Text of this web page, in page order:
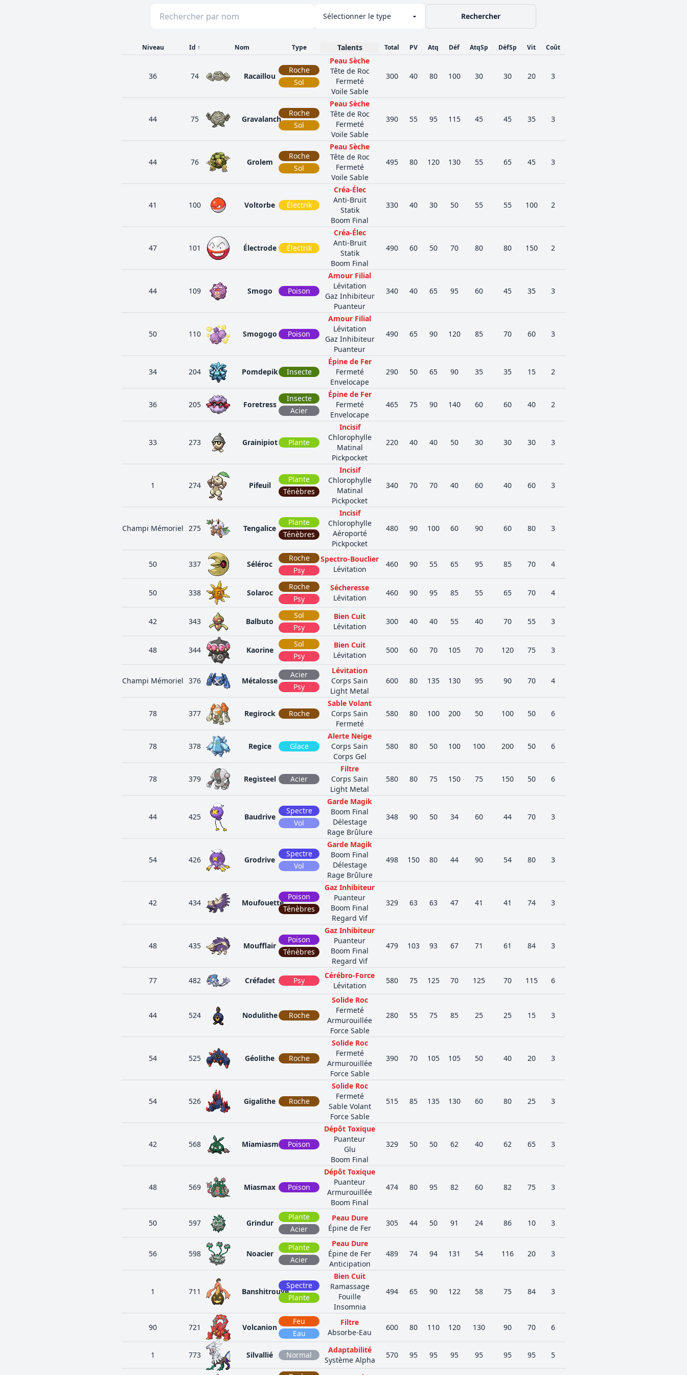
Rechercher
Niveau Id ↑ Nom Type Talents Total PV Atq Déf AtqSp DéfSp Vit Coût
36 74 Racaillou
Roche
Sol
Peau Sèche
Tête de Roc
Fermeté
Voile Sable
300 40 80 100 30 30 20 3
44 75 Gravalanch
Roche
Sol
Peau Sèche
Tête de Roc
Fermeté
Voile Sable
390 55 95 115 45 45 35 3
44 76 Grolem
Roche
Sol
Peau Sèche
Tête de Roc
Fermeté
Voile Sable
495 80 120 130 55 65 45 3
41 100 Voltorbe Électrik
Créa-Élec
Anti-Bruit
Statik
Boom Final
330 40 30 50 55 55 100 2
47 101 Électrode Électrik
Créa-Élec
Anti-Bruit
Statik
Boom Final
490 60 50 70 80 80 150 2
44 109 Smogo Poison
Amour Filial
Lévitation
Gaz Inhibiteur
Puanteur
340 40 65 95 60 45 35 3
50 110 Smogogo Poison
Amour Filial
Lévitation
Gaz Inhibiteur
Puanteur
490 65 90 120 85 70 60 3
34 204 Pomdepik Insecte
Épine de Fer
Fermeté
Envelocape
290 50 65 90 35 35 15 2
36 205 Foretress
Insecte
Acier
Épine de Fer
Fermeté
Envelocape
465 75 90 140 60 60 40 2
33 273 Grainipiot Plante
Incisif
Chlorophylle
Matinal
Pickpocket
220 40 40 50 30 30 30 3
1 274 Pifeuil
Plante
Ténèbres
Incisif
Chlorophylle
Matinal
Pickpocket
340 70 70 40 60 40 60 3
Champi Mémoriel 275 Tengalice
Plante
Ténèbres
Incisif
Chlorophylle
Aéroporté
Pickpocket
480 90 100 60 90 60 80 3
50 337 Séléroc
Roche
Psy
Spectro-Bouclier
Lévitation
460 90 55 65 95 85 70 4
50 338 Solaroc
Roche
Psy
Sécheresse
Lévitation
460 90 95 85 55 65 70 4
42 343 Balbuto
Sol
Psy
Bien Cuit
Lévitation
300 40 40 55 40 70 55 3
48 344 Kaorine
Sol
Psy
Bien Cuit
Lévitation
500 60 70 105 70 120 75 3
Champi Mémoriel 376 Métalosse
Acier
Psy
Lévitation
Corps Sain
Light Metal
600 80 135 130 95 90 70 4
78 377 Regirock Roche
Sable Volant
Corps Sain
Fermeté
580 80 100 200 50 100 50 6
78 378 Regice Glace
Alerte Neige
Corps Sain
Corps Gel
580 80 50 100 100 200 50 6
78 379 Registeel Acier
Filtre
Corps Sain
Light Metal
580 80 75 150 75 150 50 6
44 425 Baudrive
Spectre
Vol
Garde Magik
Boom Final
Délestage
Rage Brûlure
348 90 50 34 60 44 70 3
54 426 Grodrive
Spectre
Vol
Garde Magik
Boom Final
Délestage
Rage Brûlure
498 150 80 44 90 54 80 3
42 434 Moufouette
Poison
Ténèbres
Gaz Inhibiteur
Puanteur
Boom Final
Regard Vif
329 63 63 47 41 41 74 3
48 435 Moufflair
Poison
Ténèbres
Gaz Inhibiteur
Puanteur
Boom Final
Regard Vif
479 103 93 67 71 61 84 3
77 482 Créfadet Psy
Cérébro-Force
Lévitation
580 75 125 70 125 70 115 6
44 524 Nodulithe Roche
Solide Roc
Fermeté
Armurouillée
Force Sable
280 55 75 85 25 25 15 3
54 525 Géolithe Roche
Solide Roc
Fermeté
Armurouillée
Force Sable
390 70 105 105 50 40 20 3
54 526 Gigalithe Roche
Solide Roc
Fermeté
Sable Volant
Force Sable
515 85 135 130 60 80 25 3
42 568 Miamiasme Poison
Dépôt Toxique
Puanteur
Glu
Boom Final
329 50 50 62 40 62 65 3
48 569 Miasmax Poison
Dépôt Toxique
Puanteur
Armurouillée
Boom Final
474 80 95 82 60 82 75 3
50 597 Grindur
Plante
Acier
Peau Dure
Épine de Fer
305 44 50 91 24 86 10 3
56 598 Noacier
Plante
Acier
Peau Dure
Épine de Fer
Anticipation
489 74 94 131 54 116 20 3
1 711 Banshitrouye
Spectre
Plante
Bien Cuit
Ramassage
Fouille
Insomnia
494 65 90 122 58 75 84 3
90 721 Volcanion
Feu
Eau
Filtre
Absorbe-Eau
600 80 110 120 130 90 70 6
1 773 Silvallié Normal
Adaptabilité
Système Alpha
570 95 95 95 95 95 95 5